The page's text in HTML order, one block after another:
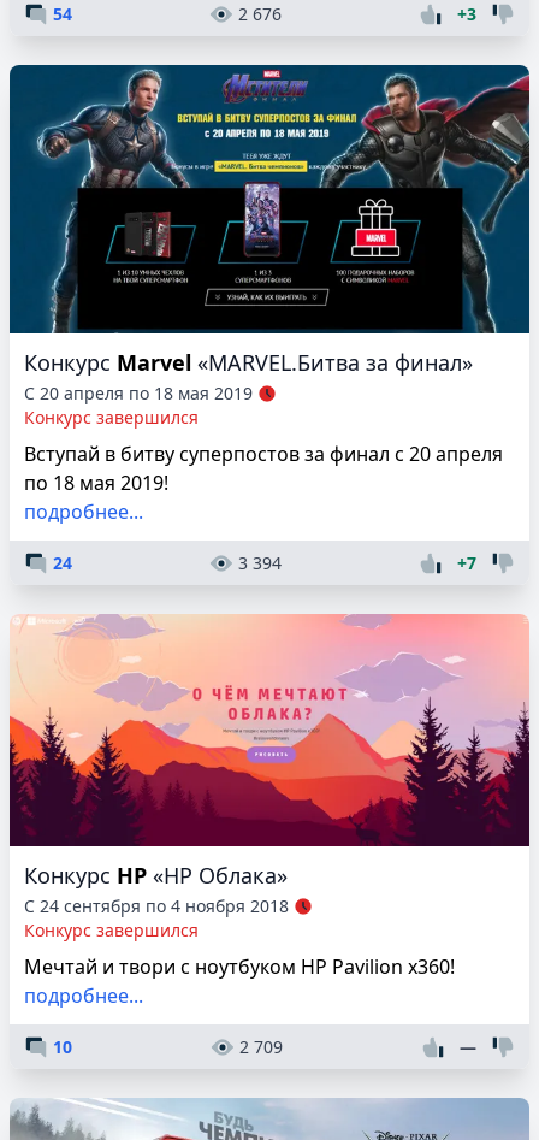
54 2 676 +3
Конкурс Marvel «MARVEL.Битва за финал»
С 20 апреля по 18 мая 2019
Конкурс завершился
Вступай в битву суперпостов за финал с 20 апреля
по 18 мая 2019!
подробнее...
24 3 394 +7
Конкурс HP «HP Облака»
С 24 сентября по 4 ноября 2018
Конкурс завершился
Мечтай и твори с ноутбуком HP Pavilion x360!
подробнее...
10 2 709 —